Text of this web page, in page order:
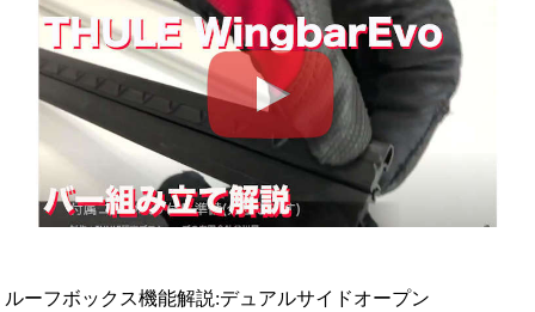
ルーフボックス機能解説:デュアルサイドオープン